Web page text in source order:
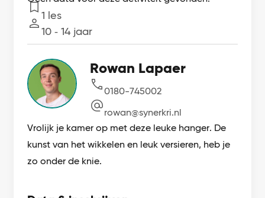
Lessen
1 les
Leeftijd
10 ‐ 14 jaar
Rowan Lapaer
0180-745002
rowan@synerkri.nl
Vrolijk je kamer op met deze leuke hanger. De
kunst van het wikkelen en leuk versieren, heb je
zo onder de knie.